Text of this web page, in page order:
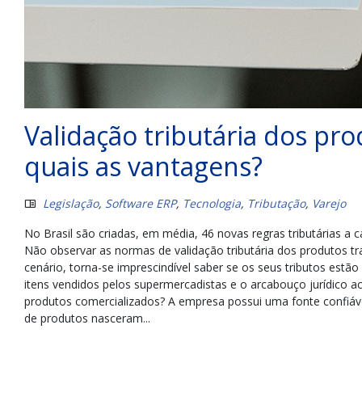
Validação tributária dos
quais as vantagens?
Legislação, Software ERP, Tecnologia, Tributação, Varejo
No Brasil são criadas, em média, 46 novas regras tributárias
Não observar as normas de validação tributária dos produtos
cenário, torna-se imprescindível saber se os seus tributos
itens vendidos pelos supermercadistas e o arcabouço jurídico
produtos comercializados? A empresa possui uma fonte
de produtos nasceram...